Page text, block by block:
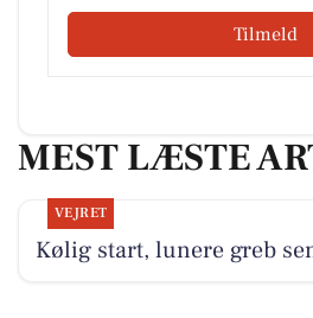
Tilmeld
MEST LÆSTE
VEJRET
Kølig start, lunere greb